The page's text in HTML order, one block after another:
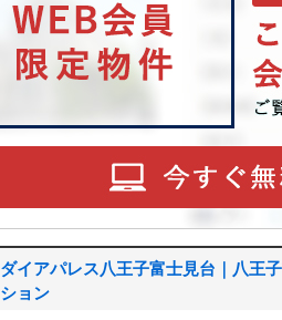
ダイアパレス八王子富士見台｜八王
ション